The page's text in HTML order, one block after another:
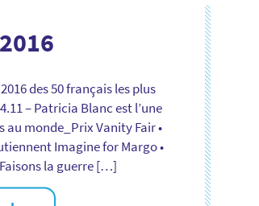
des 50 français les plus
– Patricia Blanc est l’une
au monde_Prix Vanity Fair •
Imagine for Margo •
la guerre […]